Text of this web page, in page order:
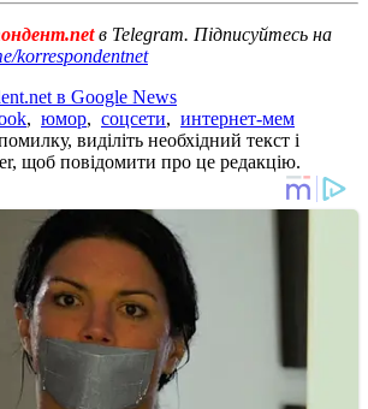
в Telegram. Підписуйтесь на
korrespondentnet
в Google News
, юмор, соцсети, интернет-мем
виділіть необхідний текст і
щоб повідомити про це редакцію.